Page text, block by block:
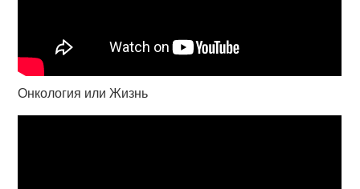
Онкология или Жизнь